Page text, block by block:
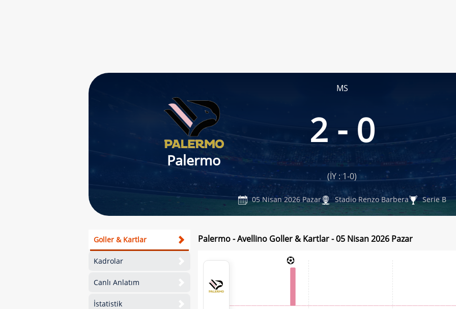
MS
Palermo
2 - 0
(İY : 1-0)
05 Nisan 2026 Pazar Stadio Renzo Barbera Serie B
Goller & Kartlar
Kadrolar
Canlı Anlatım
İstatistik
Palermo - Avellino Goller & Kartlar - 05 Nisan 2026 Pazar